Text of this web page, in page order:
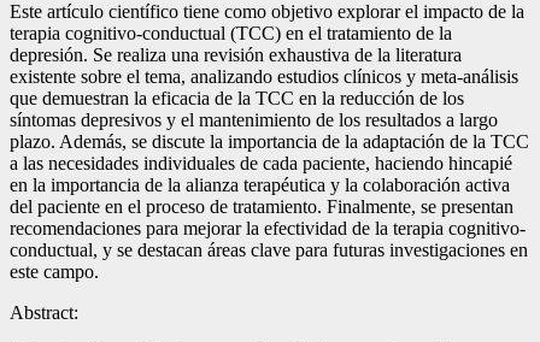
Este artículo científico tiene como objetivo explorar el impacto de la
terapia cognitivo-conductual (TCC) en el tratamiento de la
depresión. Se realiza una revisión exhaustiva de la literatura
existente sobre el tema, analizando estudios clínicos y meta-análisis
que demuestran la eficacia de la TCC en la reducción de los
síntomas depresivos y el mantenimiento de los resultados a largo
plazo. Además, se discute la importancia de la adaptación de la TCC
a las necesidades individuales de cada paciente, haciendo hincapié
en la importancia de la alianza terapéutica y la colaboración activa
del paciente en el proceso de tratamiento. Finalmente, se presentan
recomendaciones para mejorar la efectividad de la terapia cognitivo-
conductual, y se destacan áreas clave para futuras investigaciones en
este campo.
Abstract: